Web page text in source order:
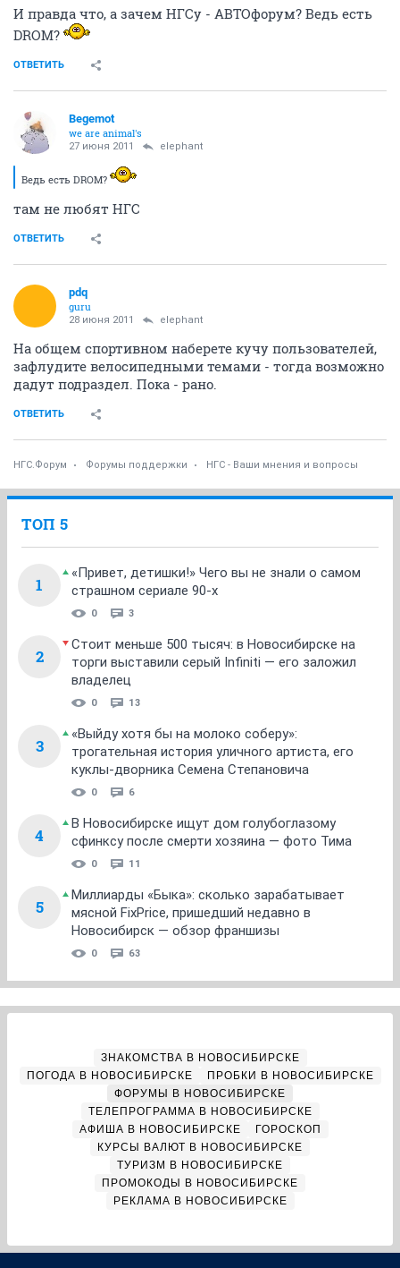
И правда что, а зачем НГСу - АВТОфорум? Ведь есть
DROM?
ОТВЕТИТЬ
Begemot
we are animal's
27 июня 2011 elephant
Ведь есть DROM?
там не любят НГС
ОТВЕТИТЬ
pdq
guru
28 июня 2011 elephant
На общем спортивном наберете кучу пользователей,
зафлудите велосипедными темами - тогда возможно
дадут подраздел. Пока - рано.
ОТВЕТИТЬ
НГС.Форум Форумы поддержки НГС - Ваши мнения и вопросы
ТОП 5
1
«Привет, детишки!» Чего вы не знали о самом
страшном сериале 90-х
0 3
2
Стоит меньше 500 тысяч: в Новосибирске на
торги выставили серый Infiniti — его заложил
владелец
0 13
3
«Выйду хотя бы на молоко соберу»:
трогательная история уличного артиста, его
куклы-дворника Семена Степановича
0 6
4
В Новосибирске ищут дом голубоглазому
сфинксу после смерти хозяина — фото Тима
0 11
5
Миллиарды «Быка»: сколько зарабатывает
мясной FixPrice, пришедший недавно в
Новосибирск — обзор франшизы
0 63
ЗНАКОМСТВА В НОВОСИБИРСКЕ
ПОГОДА В НОВОСИБИРСКЕ
ПРОБКИ В НОВОСИБИРСКЕ
ФОРУМЫ В НОВОСИБИРСКЕ
ТЕЛЕПРОГРАММА В НОВОСИБИРСКЕ
АФИША В НОВОСИБИРСКЕ
ГОРОСКОП
КУРСЫ ВАЛЮТ В НОВОСИБИРСКЕ
ТУРИЗМ В НОВОСИБИРСКЕ
ПРОМОКОДЫ В НОВОСИБИРСКЕ
РЕКЛАМА В НОВОСИБИРСКЕ